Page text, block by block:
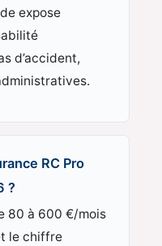
expose
d’accident,
RC Pro
?
80 à 600 €/mois
le chiffre